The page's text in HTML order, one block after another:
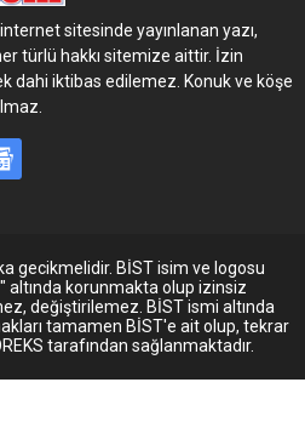
sitesinde yayınlanan yazı,
türlü hakkı sitemize aittir. İzin
dahi iktibas edilemez. Konuk ve köşe
gecikmelidir. BİST isim ve logosu
altında korunmakta olup izinsiz
değiştirilemez. BİST ismi altında
tamamen BİST'e ait olup, tekrar
tarafından sağlanmaktadır.